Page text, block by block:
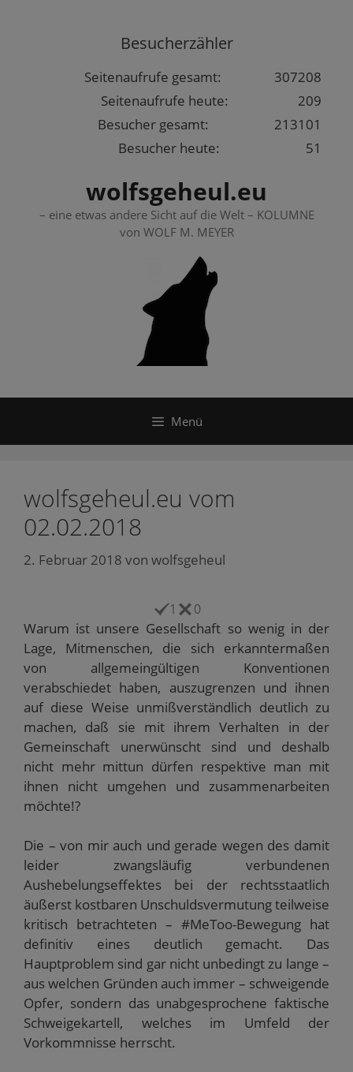
Besucherzähler
307208
Seitenaufrufe gesamt:
209
Seitenaufrufe heute:
213101
Besucher gesamt:
51
Besucher heute:
wolfsgeheul.eu
– eine etwas andere Sicht auf die Welt – KOLUMNE
von WOLF M. MEYER
Menü
wolfsgeheul.eu vom
02.02.2018
2. Februar 2018 von wolfsgeheul
1 0
Warum ist unsere Gesellschaft so wenig in der
Lage, Mitmenschen, die sich erkanntermaßen
von allgemeingültigen Konventionen
verabschiedet haben, auszugrenzen und ihnen
auf diese Weise unmißverständlich deutlich zu
machen, daß sie mit ihrem Verhalten in der
Gemeinschaft unerwünscht sind und deshalb
nicht mehr mittun dürfen respektive man mit
ihnen nicht umgehen und zusammenarbeiten
möchte!?
Die – von mir auch und gerade wegen des damit
leider zwangsläufig verbundenen
Aushebelungseffektes bei der rechtsstaatlich
äußerst kostbaren Unschuldsvermutung teilweise
kritisch betrachteten – #MeToo-Bewegung hat
definitiv eines deutlich gemacht. Das
Hauptproblem sind gar nicht unbedingt zu lange –
aus welchen Gründen auch immer – schweigende
Opfer, sondern das unabgesprochene faktische
Schweigekartell, welches im Umfeld der
Vorkommnisse herrscht.